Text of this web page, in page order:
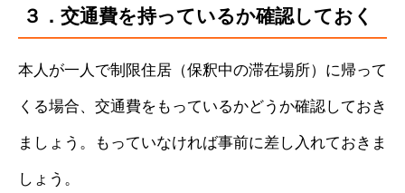
３．交通費を持っているか確認しておく
本人が一人で制限住居（保釈中の滞在場所）に帰って
くる場合、交通費をもっているかどうか確認しておき
ましょう。もっていなければ事前に差し入れておきま
しょう。